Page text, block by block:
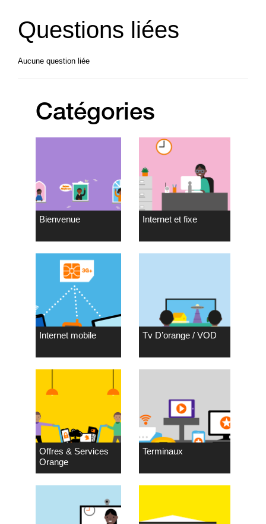
Questions liées
Aucune question liée
Catégories
Bienvenue Internet et fixe
Internet mobile Tv D’orange / VOD
Offres & Services
Orange
Terminaux